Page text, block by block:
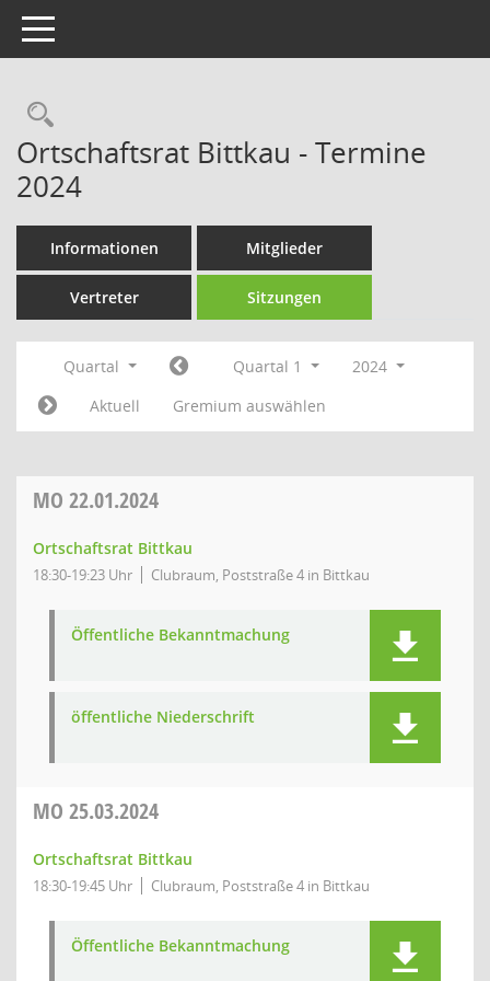
Toggle navigation
Rechercheauswahl
Ortschaftsrat Bittkau - Termine
2024
Informationen Mitglieder
Vertreter Sitzungen
Quartal Quartal 1
2024
Aktuell
Gremium auswählen
MO 22.01.2024
Ortschaftsrat Bittkau
18:30-19:23 Uhr Clubraum, Poststraße 4 in Bittkau
Öffentliche Bekanntmachung
öffentliche Niederschrift
MO 25.03.2024
Ortschaftsrat Bittkau
18:30-19:45 Uhr Clubraum, Poststraße 4 in Bittkau
Öffentliche Bekanntmachung